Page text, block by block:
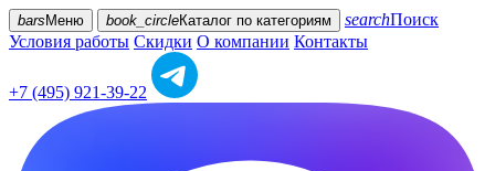
bars Меню book_circleКаталог по категориям searchПоиск
Условия работы Скидки О компании Контакты
+7 (495) 921-39-22